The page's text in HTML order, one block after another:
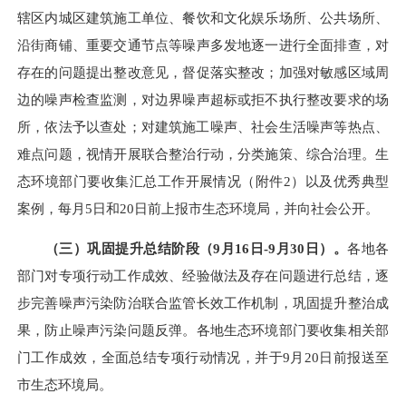
辖区内城区建筑施工单位、餐饮和文化娱乐场所、公共场所、
沿街商铺、重要交通节点等噪声多发地逐一进行全面排查，对
存在的问题提出整改意见，督促落实整改；加强对敏感区域周
边的噪声检查监测，对边界噪声超标或拒不执行整改要求的场
所，依法予以查处；对建筑施工噪声、社会生活噪声等热点、
难点问题，视情开展联合整治行动，分类施策、综合治理。生
态环境部门要收集汇总工作开展情况（附件2）以及优秀典型
案例，每月5日和20日前上报市生态环境局，并向社会公开。
（三）巩固提升总结阶段（9月16日-9月30日）。各地各
部门对专项行动工作成效、经验做法及存在问题进行总结，逐
步完善噪声污染防治联合监管长效工作机制，巩固提升整治成
果，防止噪声污染问题反弹。各地生态环境部门要收集相关部
门工作成效，全面总结专项行动情况，并于9月20日前报送至
市生态环境局。